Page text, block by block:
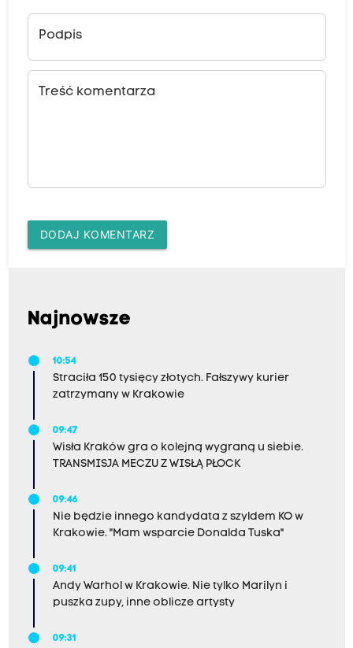
Podpis
Treść komentarza
DODAJ KOMENTARZ
Najnowsze
10:54
Straciła 150 tysięcy złotych. Fałszywy kurier
zatrzymany w Krakowie
09:47
Wisła Kraków gra o kolejną wygraną u siebie.
TRANSMISJA MECZU Z WISŁĄ PŁOCK
09:46
Nie będzie innego kandydata z szyldem KO w
Krakowie. "Mam wsparcie Donalda Tuska"
09:41
Andy Warhol w Krakowie. Nie tylko Marilyn i
puszka zupy, inne oblicze artysty
09:31